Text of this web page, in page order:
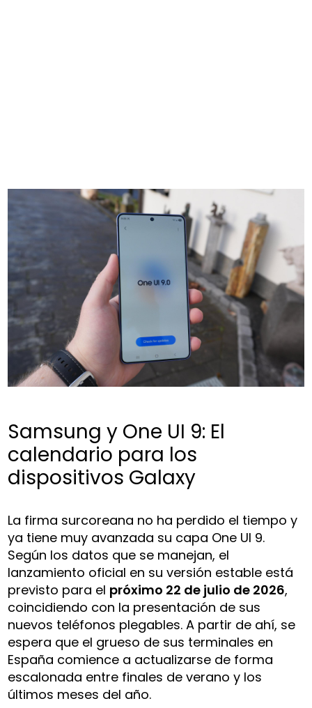
Samsung y One UI 9: El
calendario para los
dispositivos Galaxy
La firma surcoreana no ha perdido el tiempo y
ya tiene muy avanzada su capa One UI 9.
Según los datos que se manejan, el
lanzamiento oficial en su versión estable está
previsto para el próximo 22 de julio de 2026,
coincidiendo con la presentación de sus
nuevos teléfonos plegables. A partir de ahí, se
espera que el grueso de sus terminales en
España comience a actualizarse de forma
escalonada entre finales de verano y los
últimos meses del año.